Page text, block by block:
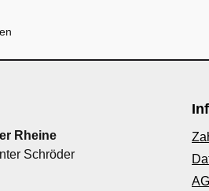
Rheine
Schröder